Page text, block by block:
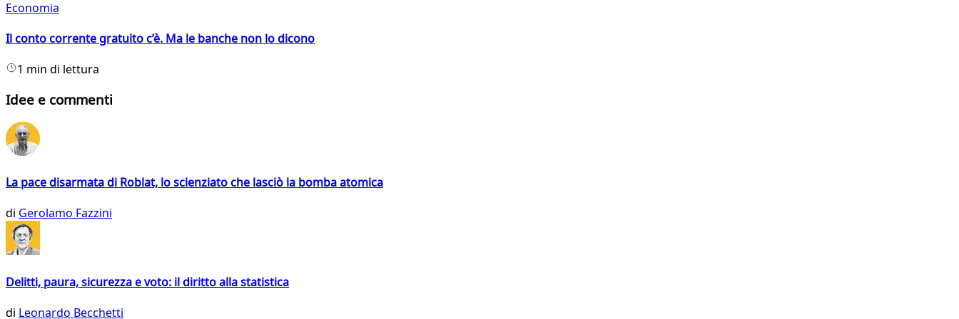
Economia
Il conto corrente gratuito c’è. Ma le banche non lo dicono
1 min di lettura
Idee e commenti
La pace disarmata di Roblat, lo scienziato che lasciò la bomba atomica
di Gerolamo Fazzini
Delitti, paura, sicurezza e voto: il diritto alla statistica
di Leonardo Becchetti